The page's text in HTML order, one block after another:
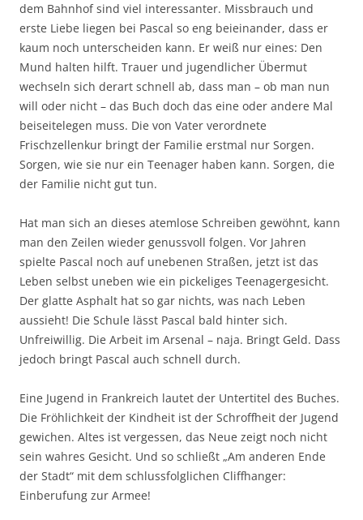
dem Bahnhof sind viel interessanter. Missbrauch und
erste Liebe liegen bei Pascal so eng beieinander, dass er
kaum noch unterscheiden kann. Er weiß nur eines: Den
Mund halten hilft. Trauer und jugendlicher Übermut
wechseln sich derart schnell ab, dass man – ob man nun
will oder nicht – das Buch doch das eine oder andere Mal
beiseitelegen muss. Die von Vater verordnete
Frischzellenkur bringt der Familie erstmal nur Sorgen.
Sorgen, wie sie nur ein Teenager haben kann. Sorgen, die
der Familie nicht gut tun.
Hat man sich an dieses atemlose Schreiben gewöhnt, kann
man den Zeilen wieder genussvoll folgen. Vor Jahren
spielte Pascal noch auf unebenen Straßen, jetzt ist das
Leben selbst uneben wie ein pickeliges Teenagergesicht.
Der glatte Asphalt hat so gar nichts, was nach Leben
aussieht! Die Schule lässt Pascal bald hinter sich.
Unfreiwillig. Die Arbeit im Arsenal – naja. Bringt Geld. Dass
jedoch bringt Pascal auch schnell durch.
Eine Jugend in Frankreich lautet der Untertitel des Buches.
Die Fröhlichkeit der Kindheit ist der Schroffheit der Jugend
gewichen. Altes ist vergessen, das Neue zeigt noch nicht
sein wahres Gesicht. Und so schließt „Am anderen Ende
der Stadt“ mit dem schlussfolglichen Cliffhanger:
Einberufung zur Armee!